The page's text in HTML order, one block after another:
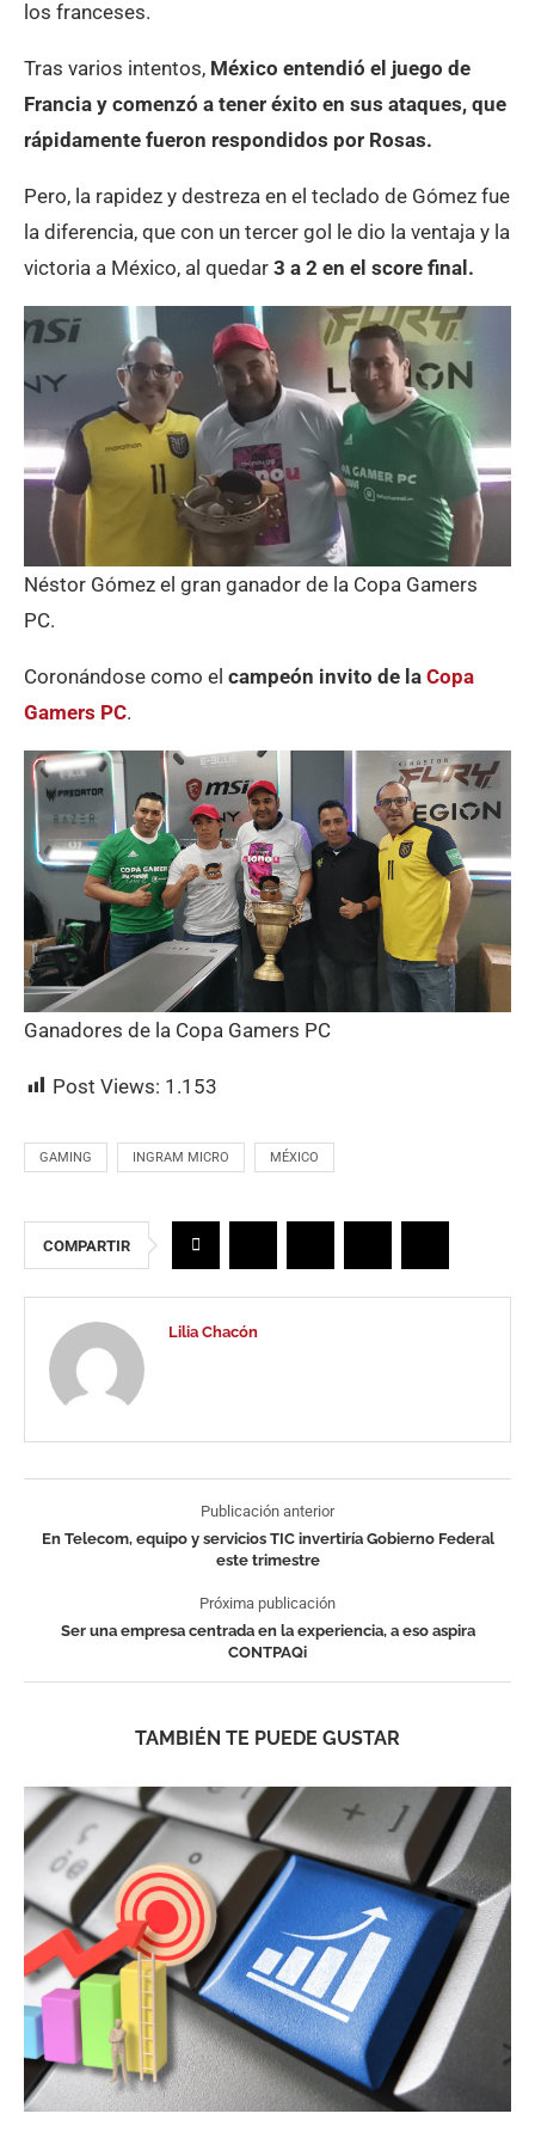
los franceses.
Tras varios intentos, México entendió el juego de
Francia y comenzó a tener éxito en sus ataques, que
rápidamente fueron respondidos por Rosas.
Pero, la rapidez y destreza en el teclado de Gómez fue
la diferencia, que con un tercer gol le dio la ventaja y la
victoria a México, al quedar 3 a 2 en el score final.
Néstor Gómez el gran ganador de la Copa Gamers
PC.
Coronándose como el campeón invito de la Copa
Gamers PC.
Ganadores de la Copa Gamers PC
Post Views: 1.153
GAMING INGRAM MICRO MÉXICO
COMPARTIR
Lilia Chacón
Publicación anterior
En Telecom, equipo y servicios TIC invertiría Gobierno Federal
este trimestre
Próxima publicación
Ser una empresa centrada en la experiencia, a eso aspira
CONTPAQi
TAMBIÉN TE PUEDE GUSTAR